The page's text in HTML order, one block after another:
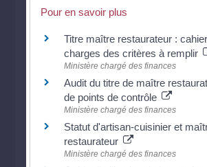
Pour en savoir plus
Titre maître restaurateur :
charges des critères à remplir
Ministère chargé des finances
Audit du titre de maître
de points de contrôle
Ministère chargé des finances
Statut d'artisan-cuisinier et
restaurateur
Ministère chargé des finances